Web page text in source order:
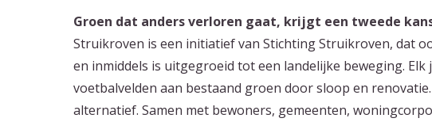
Groen dat anders verloren gaat, krijgt een tweede
Struikroven is een initiatief van Stichting Struikroven, dat
en inmiddels is uitgegroeid tot een landelijke beweging.
voetbalvelden aan bestaand groen door sloop en
alternatief. Samen met bewoners, gemeenten,